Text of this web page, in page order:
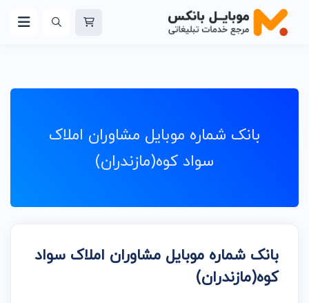
بانک شماره موبایل مشاوران املاک
سواد کوه(مازندران)
بانک شماره موبایل مشاوران املاک سواد
کوه(مازندران)